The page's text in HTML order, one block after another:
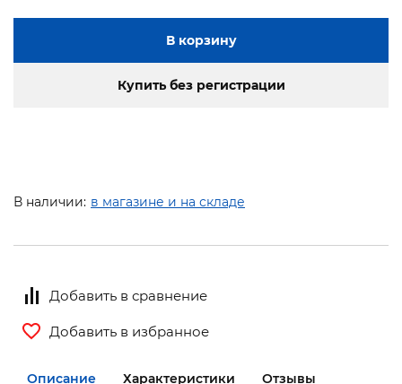
В корзину
Купить без регистрации
В наличии: в магазине и на складе
Добавить в сравнение
Добавить в избранное
Описание Характеристики Отзывы